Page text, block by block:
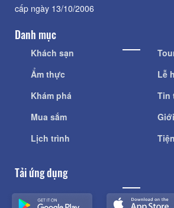
cấp ngày 13/10/2006
Danh mục
Khách sạn
Ẩm thực
Khám phá
Mua sắm
Lịch trình
Lễ
Tin
Tải ứng dụng